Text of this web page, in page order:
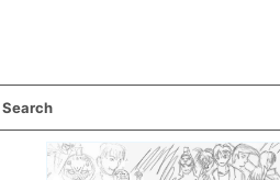
Search